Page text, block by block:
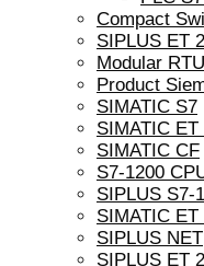
Compact
SIPLUS ET
Modular
Product
SIMATIC S7
SIMATIC
SIMATIC CF
S7-1200
SIPLUS S7-
SIMATIC
SIPLUS NET
SIPLUS ET